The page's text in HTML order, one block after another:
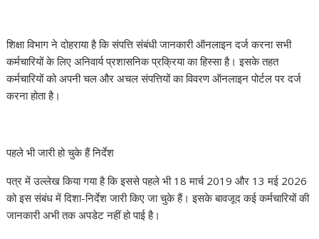
शिक्षा विभाग ने दोहराया है कि संपत्ति संबंधी जानकारी ऑनलाइन दर्ज करना सभी
कर्मचारियों के लिए अनिवार्य प्रशासनिक प्रक्रिया का हिस्सा है। इसके तहत
कर्मचारियों को अपनी चल और अचल संपत्तियों का विवरण ऑनलाइन पोर्टल पर दर्ज
करना होता है।
पहले भी जारी हो चुके हैं निर्देश
पत्र में उल्लेख किया गया है कि इससे पहले भी 18 मार्च 2019 और 13 मई 2026
को इस संबंध में दिशा-निर्देश जारी किए जा चुके हैं। इसके बावजूद कई कर्मचारियों की
जानकारी अभी तक अपडेट नहीं हो पाई है।